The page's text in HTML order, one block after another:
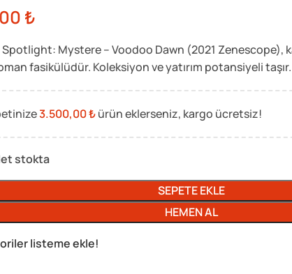
₺
Mystere – Voodoo Dawn (2021 Zenescope),
fasikülüdür. Koleksiyon ve yatırım potansiyeli taşır.
3.500,00₺ürün eklerseniz, kargo ücretsiz!
stokta
SEPETE EKLE
HEMEN AL
listeme ekle!